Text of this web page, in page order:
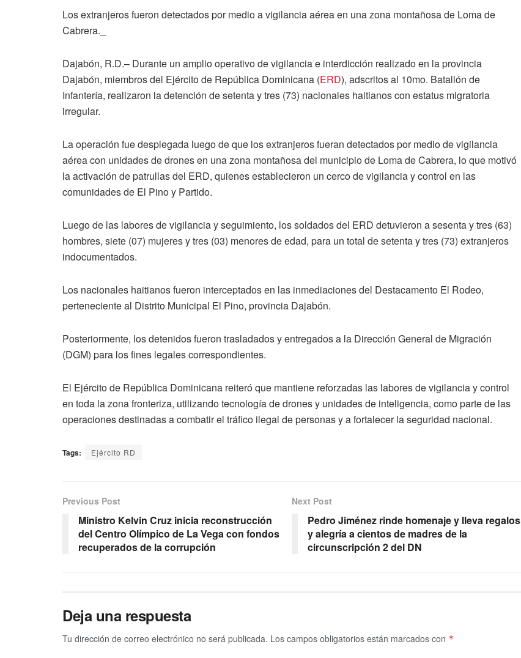
Los extranjeros fueron detectados por medio a vigilancia aérea en una zona montañosa de Loma de
Cabrera._
Dajabón, R.D.– Durante un amplio operativo de vigilancia e interdicción realizado en la provincia
Dajabón, miembros del Ejército de República Dominicana (ERD), adscritos al 10mo. Batallón de
Infantería, realizaron la detención de setenta y tres (73) nacionales haitianos con estatus migratoria
irregular.
La operación fue desplegada luego de que los extranjeros fueran detectados por medio de vigilancia
aérea con unidades de drones en una zona montañosa del municipio de Loma de Cabrera, lo que motivó
la activación de patrullas del ERD, quienes establecieron un cerco de vigilancia y control en las
comunidades de El Pino y Partido.
Luego de las labores de vigilancia y seguimiento, los soldados del ERD detuvieron a sesenta y tres (63)
hombres, siete (07) mujeres y tres (03) menores de edad, para un total de setenta y tres (73) extranjeros
indocumentados.
Los nacionales haitianos fueron interceptados en las inmediaciones del Destacamento El Rodeo,
perteneciente al Distrito Municipal El Pino, provincia Dajabón.
Posteriormente, los detenidos fueron trasladados y entregados a la Dirección General de Migración
(DGM) para los fines legales correspondientes.
El Ejército de República Dominicana reiteró que mantiene reforzadas las labores de vigilancia y control
en toda la zona fronteriza, utilizando tecnología de drones y unidades de inteligencia, como parte de las
operaciones destinadas a combatir el tráfico ilegal de personas y a fortalecer la seguridad nacional.
Tags: Ejército RD
Previous Post
Ministro Kelvin Cruz inicia reconstrucción
del Centro Olímpico de La Vega con fondos
recuperados de la corrupción
Next Post
Pedro Jiménez rinde homenaje y lleva regalos
y alegría a cientos de madres de la
circunscripción 2 del DN
Deja una respuesta
Tu dirección de correo electrónico no será publicada. Los campos obligatorios están marcados con *